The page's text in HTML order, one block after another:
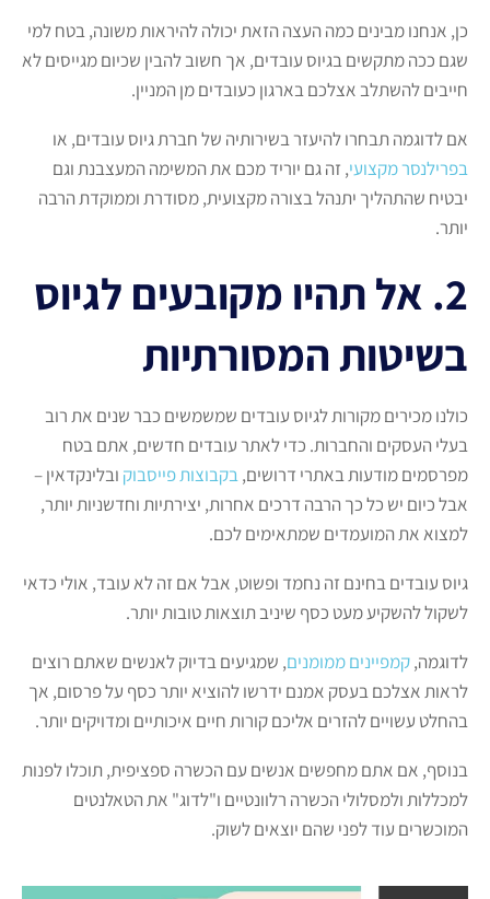
כן, אנחנו מבינים כמה העצה הזאת יכולה להיראות משונה, בטח למי
שגם ככה מתקשים בגיוס עובדים, אך חשוב להבין שכיום מגייסים לא
חייבים להשתלב אצלכם בארגון כעובדים מן המניין.
אם לדוגמה תבחרו להיעזר בשירותיה של חברת גיוס עובדים, או
בפרילנסר מקצועי, זה גם יוריד מכם את המשימה המעצבנת וגם
יבטיח שהתהליך יתנהל בצורה מקצועית, מסודרת וממוקדת הרבה
יותר.
2. אל תהיו מקובעים לגיוס
בשיטות המסורתיות
כולנו מכירים מקורות לגיוס עובדים שמשמשים כבר שנים את רוב
בעלי העסקים והחברות. כדי לאתר עובדים חדשים, אתם בטח
מפרסמים מודעות באתרי דרושים,בקבוצות פייסבוק ובלינקדאין –
אבל כיום יש כל כך הרבה דרכים אחרות, יצירתיות וחדשניות יותר,
למצוא את המועמדים שמתאימים לכם.
גיוס עובדים בחינם זה נחמד ופשוט, אבל אם זה לא עובד, אולי כדאי
לשקול להשקיע מעט כסף שיניב תוצאות טובות יותר.
לדוגמה,קמפיינים ממומנים, שמגיעים בדיוק לאנשים שאתם רוצים
לראות אצלכם בעסק אמנם ידרשו להוציא יותר כסף על פרסום, אך
בהחלט עשויים להזרים אליכם קורות חיים איכותיים ומדויקים יותר.
בנוסף, אם אתם מחפשים אנשים עם הכשרה ספציפית, תוכלו לפנות
למכללות ולמסלולי הכשרה רלוונטיים ו"לדוג" את הטאלנטים
המוכשרים עוד לפני שהם יוצאים לשוק.